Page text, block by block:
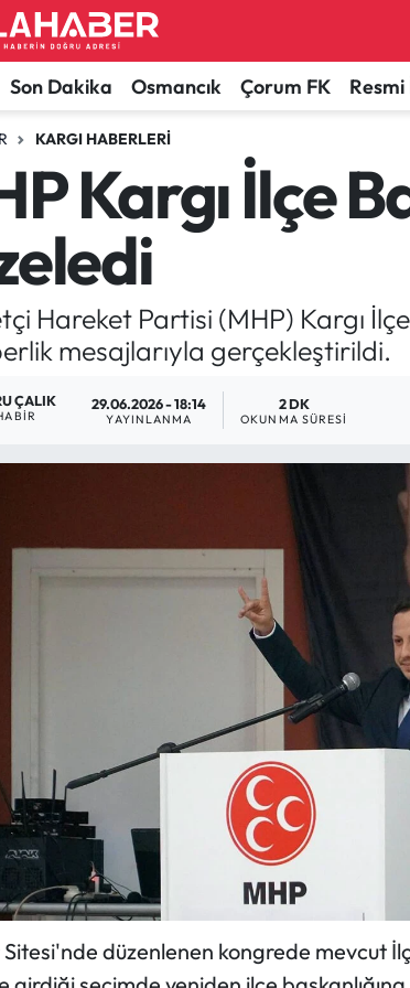
Son Dakika Osmancık Çorum FK
KARGI HABERLERI
Kargı İlçe
Hareket Partisi (MHP) Kargı
mesajlarıyla gerçekleştirildi.
ÇALIK 29.06.2026 - 18:14
YAYINLANMA
2 DK
OKUNMA SÜRESI
Sitesi'nde düzenlenen kongrede mevcut
Haberleri
Haritası
ve Fikstür